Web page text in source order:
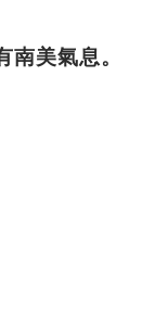
南美氣息。